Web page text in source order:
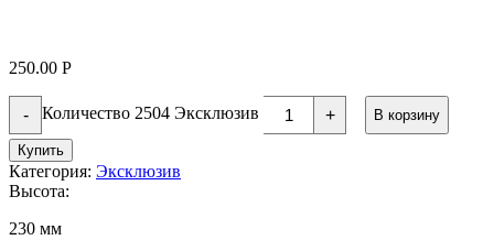
250.00 Р
- Количество 2504 Эксклюзив + В корзину
Купить
Категория: Эксклюзив
Высота:
230 мм